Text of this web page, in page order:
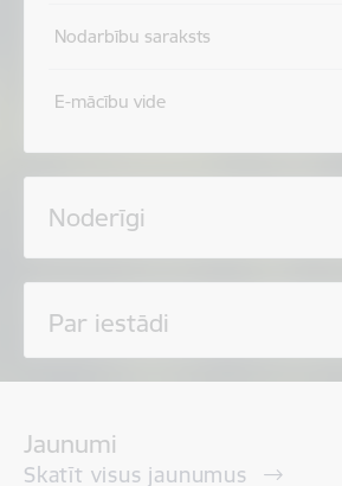
Nodarbību saraksts
E-mācību vide
Noderīgi
Par iestādi
Jaunumi
Skatīt visus jaunumus